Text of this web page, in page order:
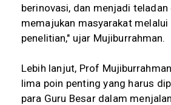
berinovasi, dan menjadi teladan
memajukan masyarakat melalui
penelitian," ujar Mujiburrahman.
Lebih lanjut, Prof
lima poin penting yang harus
para Guru Besar dalam